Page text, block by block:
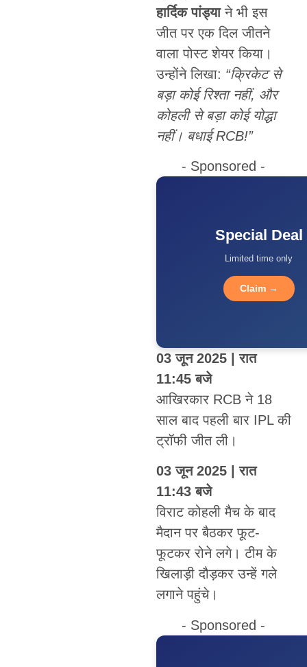
हार्दिक पांड्याने भी इस
जीत पर एक दिल जीतने
वाला पोस्ट शेयर किया।
उन्होंने लिखा: “क्रिकेट से
बड़ा कोई रिश्ता नहीं, और
कोहली से बड़ा कोई योद्धा
नहीं। बधाई RCB!”
- Sponsored -
Special Deal
Limited time only
Claim →
03 जून 2025 | रात
11:45 बजे
आखिरकार RCB ने 18
साल बाद पहली बार IPL की
ट्रॉफी जीत ली।
03 जून 2025 | रात
11:43 बजे
विराट कोहली मैच के बाद
मैदान पर बैठकर फूट-
फूटकर रोने लगे। टीम के
खिलाड़ी दौड़कर उन्हें गले
लगाने पहुंचे।
- Sponsored -